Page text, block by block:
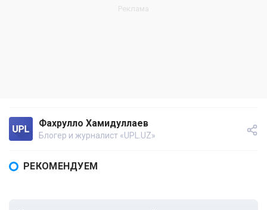
Фахрулло Хамидуллаев
Блогер и журналист «UPL.UZ»
РЕКОМЕНДУЕМ